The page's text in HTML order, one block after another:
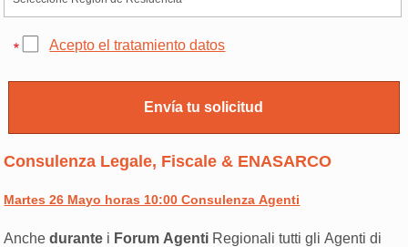
Acepto el tratamiento datos
Consulenza Legale, Fiscale & ENASARCO
Martes 26 Mayo horas 10:00 Consulenza Agenti
Anchedurante i Forum Agenti Regionali tutti gli Agenti di